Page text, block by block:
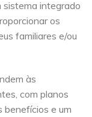
sistema integrado
os
familiares e/ou
às
com planos
benefícios e um